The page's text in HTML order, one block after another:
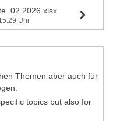
Uhr
Themen aber auch für
topics but also for